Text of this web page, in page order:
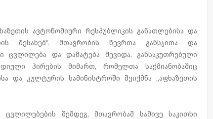
ავტონომიური რესპუბლიკის განათლებისა და
შესახებ". მთავრობის წევრთა განსჯითა და
ცვლილება და დამატება შევიდა. განსაკუთრებული
პირების მიმართ, რომელთა საქმიანობაშიც
და კულტურის სამინისტროში შეიქმნა „აფხაზეთის
შემდეგ, მთავრობამ სამივე საკითხი